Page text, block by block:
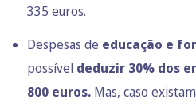
335 euros.
Despesas de educação e
possível deduzir 30% dos
800 euros. Mas, caso existam